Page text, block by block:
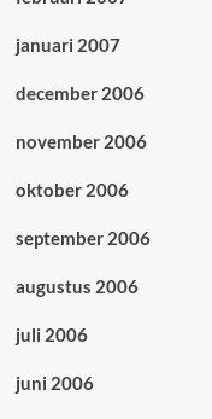
januari 2007
december 2006
november 2006
oktober 2006
september 2006
augustus 2006
juli 2006
juni 2006